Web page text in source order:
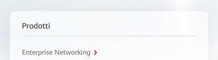
Prodotti
Enterprise Networking